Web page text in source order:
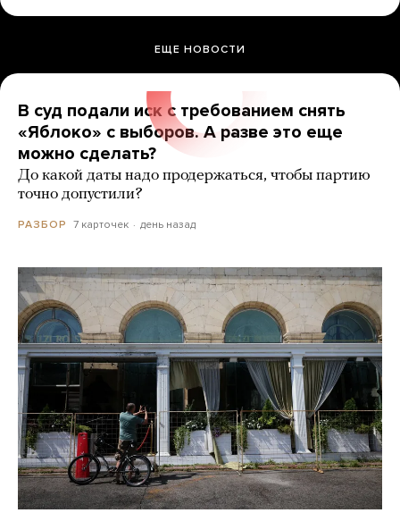
ЕЩЕ НОВОСТИ
В суд подали иск с требованием снять
«Яблоко» с выборов. А разве это еще
можно сделать?
До какой даты надо продержаться, чтобы партию
точно допустили?
РАЗБОР 7 карточек день назад